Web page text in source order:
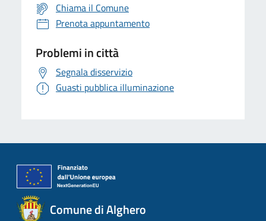
Chiama il Comune
Prenota appuntamento
Problemi in città
Segnala disservizio
Guasti pubblica illuminazione
Comune di Alghero